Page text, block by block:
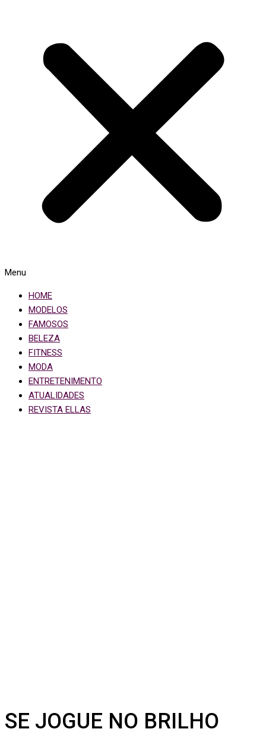
Menu
HOME
MODELOS
FAMOSOS
BELEZA
FITNESS
MODA
ENTRETENIMENTO
ATUALIDADES
REVISTA ELLAS
SE JOGUE NO BRILHO